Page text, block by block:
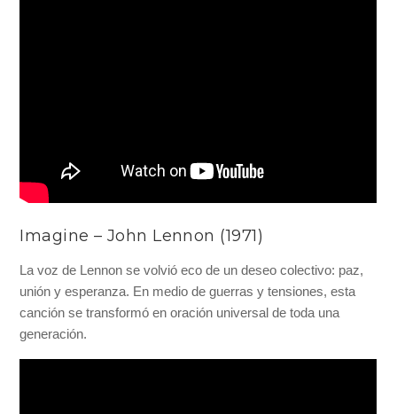
Imagine – John Lennon (1971)
La voz de Lennon se volvió eco de un deseo colectivo: paz,
unión y esperanza. En medio de guerras y tensiones, esta
canción se transformó en oración universal de toda una
generación.